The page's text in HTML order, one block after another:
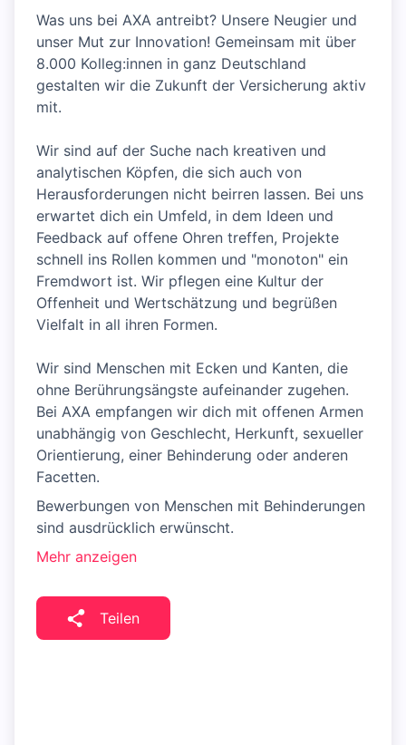
Was uns bei AXA antreibt? Unsere Neugier und
unser Mut zur Innovation! Gemeinsam mit über
8.000 Kolleg:innen in ganz Deutschland
gestalten wir die Zukunft der Versicherung aktiv
mit.
Wir sind auf der Suche nach kreativen und
analytischen Köpfen, die sich auch von
Herausforderungen nicht beirren lassen. Bei uns
erwartet dich ein Umfeld, in dem Ideen und
Feedback auf offene Ohren treffen, Projekte
schnell ins Rollen kommen und "monoton" ein
Fremdwort ist. Wir pflegen eine Kultur der
Offenheit und Wertschätzung und begrüßen
Vielfalt in all ihren Formen.
Wir sind Menschen mit Ecken und Kanten, die
ohne Berührungsängste aufeinander zugehen.
Bei AXA empfangen wir dich mit offenen Armen
unabhängig von Geschlecht, Herkunft, sexueller
Orientierung, einer Behinderung oder anderen
Facetten.
Bewerbungen von Menschen mit Behinderungen
sind ausdrücklich erwünscht.
Mehr anzeigen
Teilen